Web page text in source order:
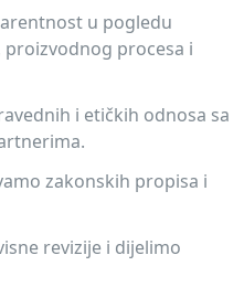
u pogledu
proizvodnog procesa i
i etičkih odnosa sa
zakonskih propisa i
revizije i dijelimo